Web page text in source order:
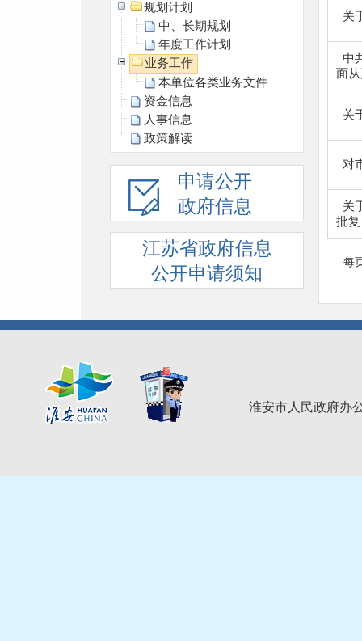
规划计划
中、长期规划
年度工作计划
业务工作
本单位各类业务文件
资金信息
人事信息
政策解读
申请公开
政府信息
江苏省政府信息
公开申请须知
关
中
面
关
对
关
批复
每
淮安市人民政府办